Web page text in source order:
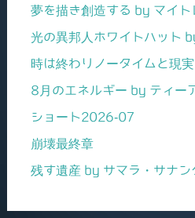
夢を描き創造する by マイト
光の異邦人ホワイトハット
時は終わりノータイムと現
8月のエネルギー by ティー
ショート2026-07
崩壊最終章
残す遺産 by サマラ・サナン